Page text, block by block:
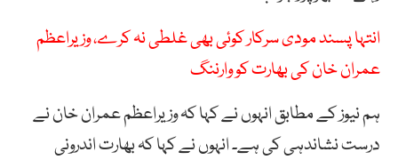
انتہا پسند مودی سرکار کوئی بھی غلطی نہ کرے، وزیراعظم
عمران خان کی بھارت کو وارننگ
ہم نیوز کے مطابق انہوں نے کہا کہ وزیراعظم عمران خان نے
درست نشاندہی کی ہے۔ انہوں نے کہا کہ بھارت اندرونی